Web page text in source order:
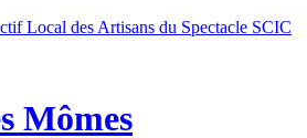
Local des Artisans du Spectacle SCIC
Mômes